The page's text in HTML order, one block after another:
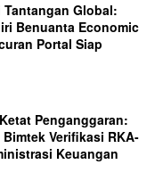
Tantangan Global:
Benuanta Economic
Portal Siap
Penganggaran:
Verifikasi RKA-
Keuangan